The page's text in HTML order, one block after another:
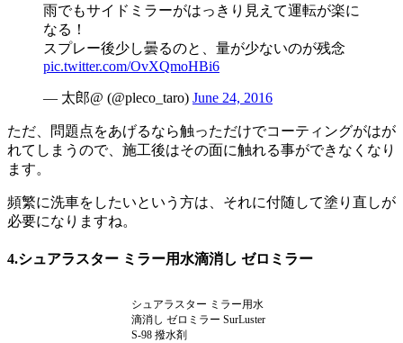
雨でもサイドミラーがはっきり見えて運転が楽に
なる！
スプレー後少し曇るのと、量が少ないのが残念
pic.twitter.com/OvXQmoHBi6
— 太郎@ (@pleco_taro) June 24, 2016
ただ、問題点をあげるなら触っただけでコーティングがはが
れてしまうので、施工後はその面に触れる事ができなくなり
ます。
頻繁に洗車をしたいという方は、それに付随して塗り直しが
必要になりますね。
4.シュアラスター ミラー用水滴消し ゼロミラー
シュアラスター ミラー用水
滴消し ゼロミラー SurLuster
S-98 撥水剤